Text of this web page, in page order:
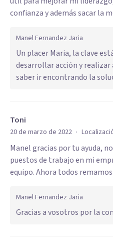
confianza y además sacar la
Manel Fernandez Jaria
Un placer Maria, la clave
desarrollar acción y
saber ir encontrando la
Toni
20 de marzo de 2022 ·
Manel gracias por tu ayuda,
puestos de trabajo en mi
equipo. Ahora todos
Manel Fernandez Jaria
Gracias a vosotros por la